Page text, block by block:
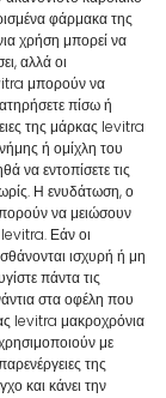
φάρμακα της
χρήση μπορεί να
αλλά οι
μπορούν να
πίσω ή
της μάρκας levitra
ή ομίχλη του
να εντοπίσετε τις
Η ενυδάτωση, ο
να μειώσουν
Εάν οι
ισχυρή ή μη
πάντα τις
στα οφέλη που
levitra μακροχρόνια
με
της
και κάνει την